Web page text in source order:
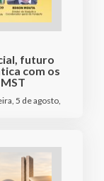
futuro
com os
5 de agosto,